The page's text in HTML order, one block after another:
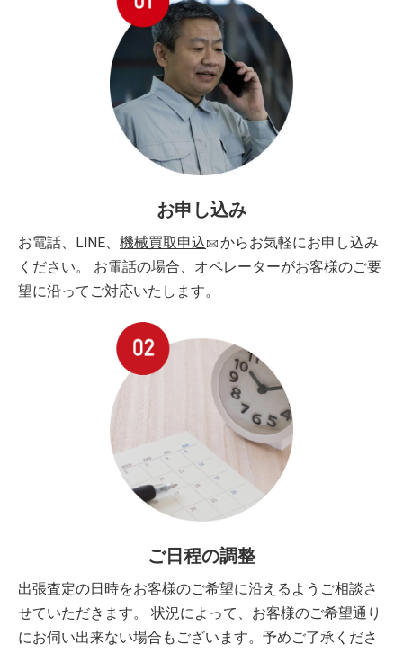
お申し込み
お電話、LINE、 機械買取申込
からお気軽にお申し込み
ください。 お電話の場合、オペレーターがお客様のご要
望に沿ってご対応いたします。
ご日程の調整
出張査定の日時をお客様のご希望に沿えるようご相談さ
せていただきます。 状況によって、お客様のご希望通り
にお伺い出来ない場合もございます。予めご了承くださ